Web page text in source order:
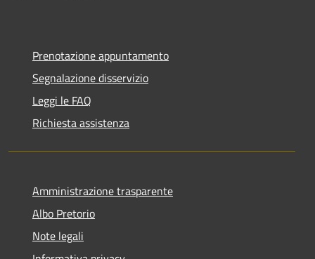
Prenotazione appuntamento
Segnalazione disservizio
Leggi le FAQ
Richiesta assistenza
Amministrazione trasparente
Albo Pretorio
Note legali